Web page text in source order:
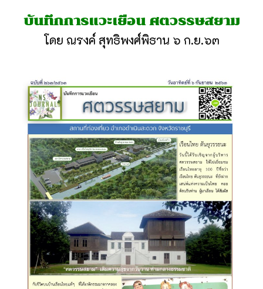
บันทึกการแวะเยือน ศตวรรษสยาม
โดย ณรงค์ สุทธิพงศ์พิธาน ๖ ก.ย.๖๓